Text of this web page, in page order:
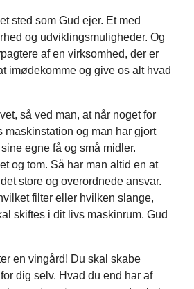
sted som Gud ejer. Et med
og udviklingsmuligheder. Og
af en virksomhed, der er
imødekomme og give os alt hvad
så ved man, at når noget for
maskinstation og man har gjort
egne få og små midler.
og tom. Så har man altid en at
store og overordnede ansvar.
filter eller hvilken slange,
skiftes i dit livs maskinrum. Gud
en vingård! Du skal skabe
dig selv. Hvad du end har af